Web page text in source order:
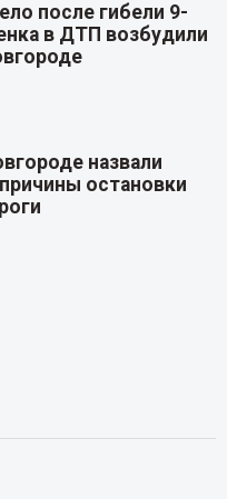
после гибели 9-
в ДТП возбудили
назвали
остановки